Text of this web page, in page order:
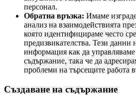
персонал.
Обратна връзка: Имаме
анализ на взаимодействията
която идентифицираме често
предизвикателства. Тези данни
информация как да управляваме
съдържание, така че да
проблеми на търсещите работа
Създаване на съдържание